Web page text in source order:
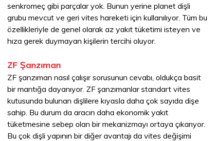
senkromeç gibi parçalar yok. Bunun yerine planet dişli
grubu mevcut ve geri vites hareketi için kullanılıyor. Tüm bu
özellikleriyle de genel olarak az yakıt tüketimi isteyen ve
hıza gerek duymayan kişilerin tercihi oluyor.
ZF Şanzıman
ZF şanzıman nasıl çalışır sorusunun cevabı, oldukça basit
bir mantığa dayanıyor. ZF şanzımanlar standart vites
kutusunda bulunan dişlilere kıyasla daha çok sayıda dişe
sahip. Bu durum da aracın daha ekonomik yakıt
tüketmesine sebep olan bir mekanizmayı ortaya çıkarıyor.
Bu çok dişli yapının bir diğer avantajı da vites değişimi